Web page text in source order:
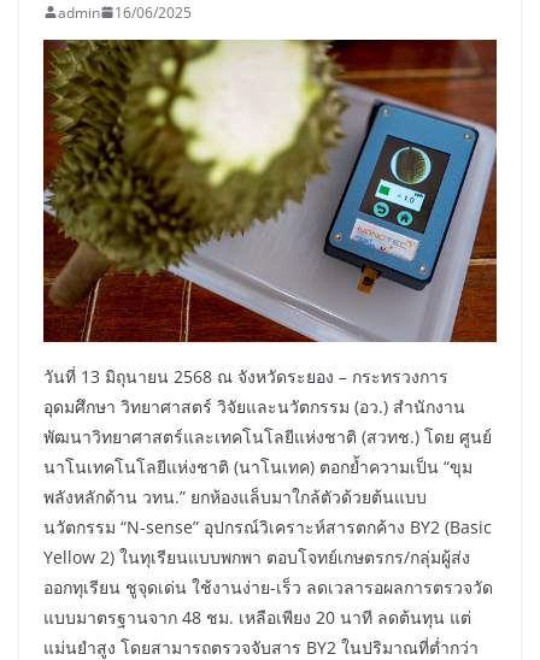
admin 16/06/2025
วันที่ 13 มิถุนายน 2568 ณ จังหวัดระยอง – กระทรวงการ
อุดมศึกษา วิทยาศาสตร์ วิจัยและนวัตกรรม (อว.) สำนักงาน
พัฒนาวิทยาศาสตร์และเทคโนโลยีแห่งชาติ (สวทช.) โดย ศูนย์
นาโนเทคโนโลยีแห่งชาติ (นาโนเทค) ตอกย้ำความเป็น “ขุม
พลังหลักด้าน วทน.” ยกห้องแล็บมาใกล้ตัวด้วยต้นแบบ
นวัตกรรม “N-sense” อุปกรณ์วิเคราะห์สารตกค้าง BY2 (Basic
Yellow 2) ในทุเรียนแบบพกพา ตอบโจทย์เกษตรกร/กลุ่มผู้ส่ง
ออกทุเรียน ชูจุดเด่น ใช้งานง่าย-เร็ว ลดเวลารอผลการตรวจวัด
แบบมาตรฐานจาก 48 ชม. เหลือเพียง 20 นาที ลดต้นทุน แต่
แม่นยำสูง โดยสามารถตรวจจับสาร BY2 ในปริมาณที่ต่ำกว่า